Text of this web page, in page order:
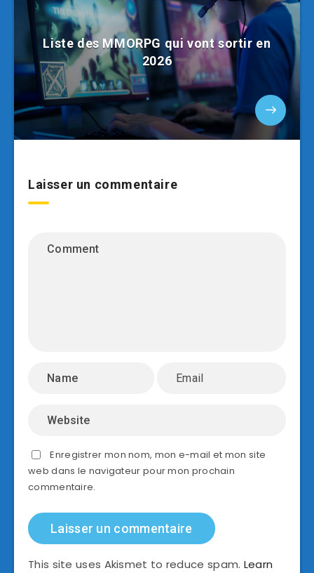
Liste des MMORPG qui vont sortir en
2026
Laisser un commentaire
Enregistrer mon nom, mon e-mail et mon site
web dans le navigateur pour mon prochain
commentaire.
This site uses Akismet to reduce spam. Learn